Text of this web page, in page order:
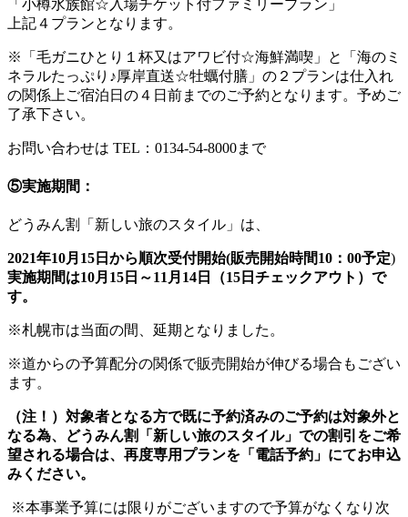
「小樽水族館☆入場チケット付ファミリープラン」
上記４プランとなります。
※「毛ガニひとり１杯又はアワビ付☆海鮮満喫」と「海のミ
ネラルたっぷり♪厚岸直送☆牡蠣付膳」の２プランは仕入れ
の関係上ご宿泊日の４日前までのご予約となります。予めご
了承下さい。
お問い合わせは TEL：0134-54-8000まで
⑤実施期間：
どうみん割「新しい旅のスタイル」は、
2021年10月15日から順次受付開始(販売開始時間10：00予定)
実施期間は10月15日～11月14日（15日チェックアウト） で
す。
※札幌市は当面の間、延期となりました。
※道からの予算配分の関係で販売開始が伸びる場合もござい
ます。
（注！）対象者となる方で既に予約済みのご予約は対象外と
なる為、どうみん割「新しい旅のスタイル」での割引をご希
望される場合は、再度専用プランを「電話予約」にてお申込
みください。
※本事業予算には限りがございますので予算がなくなり次